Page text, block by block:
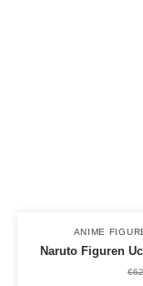
ANIME
Naruto Figuren
€